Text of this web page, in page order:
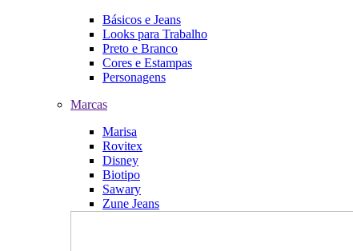
Básicos e Jeans
Looks para Trabalho
Preto e Branco
Cores e Estampas
Personagens
Marcas
Marisa
Rovitex
Disney
Biotipo
Sawary
Zune Jeans